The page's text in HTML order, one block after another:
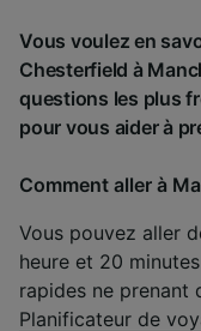
Vous voulez en
Chesterfield à
questions les plus
pour vous aider à
Comment aller à
Vous pouvez aller
heure et 20
rapides ne prenant
Planificateur de